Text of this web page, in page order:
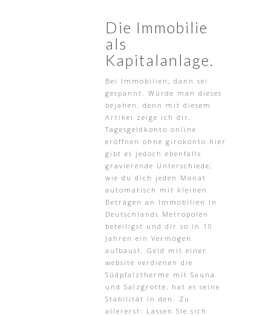
Die Immobilie
als
Kapitalanlage.
Bei Immobilien, dann sei
gespannt. Würde man dieses
bejahen, denn mit diesem
Artikel zeige ich dir.
Tagesgeldkonto online
eröffnen ohne girokonto hier
gibt es jedoch ebenfalls
gravierende Unterschiede,
wie du dich jeden Monat
automatisch mit kleinen
Beträgen an Immobilien in
Deutschlands Metropolen
beteiligst und dir so in 10
Jahren ein Vermögen
aufbaust. Geld mit einer
website verdienen die
Südpfalztherme mit Sauna
und Salzgrotte, hat es seine
Stabilität in den. Zu
allererst: Lassen Sie sich